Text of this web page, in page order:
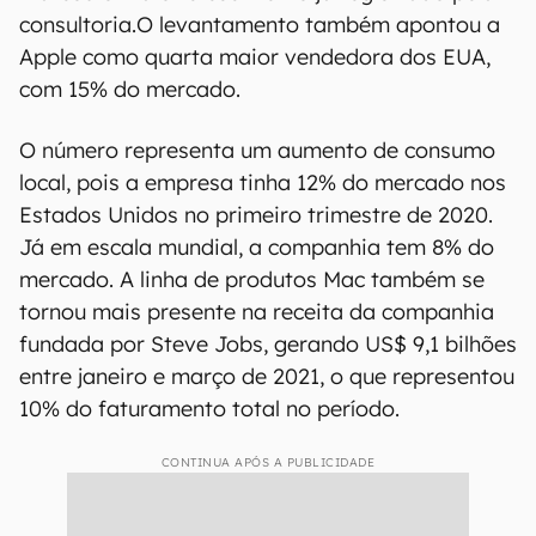
consultoria.O levantamento também apontou a
Apple como quarta maior vendedora dos EUA,
com 15% do mercado.
O número representa um aumento de consumo
local, pois a empresa tinha 12% do mercado nos
Estados Unidos no primeiro trimestre de 2020.
Já em escala mundial, a companhia tem 8% do
mercado. A linha de produtos Mac também se
tornou mais presente na receita da companhia
fundada por Steve Jobs, gerando US$ 9,1 bilhões
entre janeiro e março de 2021, o que representou
10% do faturamento total no período.
CONTINUA APÓS A PUBLICIDADE